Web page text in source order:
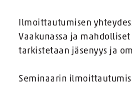
Ilmoittautumisen
Vaakunassa ja
tarkistetaan jäsenyys ja
Seminaarin